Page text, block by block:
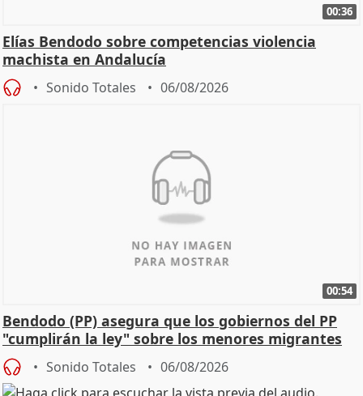
00:36
Elías Bendodo sobre competencias violencia
machista en Andalucía
Sonido Totales 06/08/2026
00:54
Bendodo (PP) asegura que los gobiernos del PP
"cumplirán la ley" sobre los menores migrantes
Sonido Totales 06/08/2026